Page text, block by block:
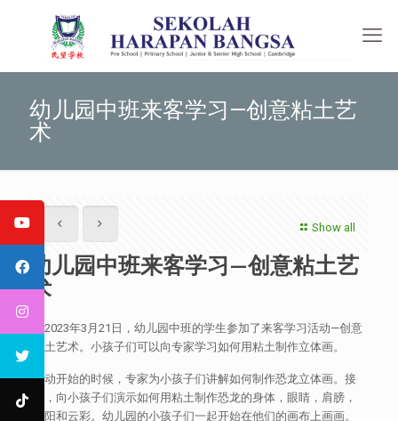
幼儿园中班来客学习—创意粘土艺
术
Show all
幼儿园中班来客学习—创意粘土艺
术
于2023年3月21日，幼儿园中班的学生参加了来客学习活动—创意
粘土艺术。小孩子们可以向专家学习如何用粘土制作立体画。
活动开始的时候，专家为小孩子们讲解如何制作恐龙立体画。接
着，向小孩子们演示如何用粘土制作恐龙的身体，眼睛，肩膀，
太阳和云彩。幼儿园的小孩子们一起开始在他们的画布上画画。